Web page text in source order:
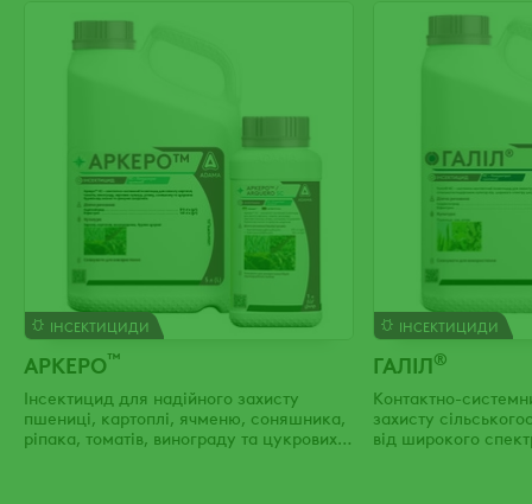
ІНСЕКТИЦИДИ
АРКЕРО™
Інсектицид для надійного захисту
пшениці, картоплі, ячменю, соняшника,
ріпака, томатів, винограду та цукрових
буряків
ІНСЕКТИЦИДИ
ГАЛІЛ®
Контактно-
захисту
від широкого